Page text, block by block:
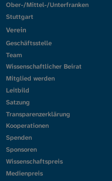
Ober-/Mittel-/Unterfranken
Stuttgart
Verein
Geschäftsstelle
Team
Wissenschaftlicher Beirat
Mitglied werden
Leitbild
Satzung
Transparenzerklärung
Kooperationen
Spenden
Sponsoren
Wissenschaftspreis
Medienpreis